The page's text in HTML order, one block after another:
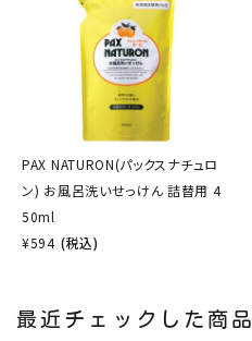
PAX NATURON(パックスナチュロ
ン) お風呂洗いせっけん 詰替用 4
50ml
¥594 (税込)
最近チェックした商品